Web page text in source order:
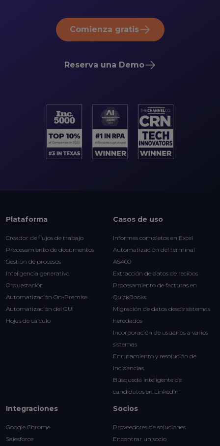
Comienza gratis
Reserva una Demo
Plataforma
Creador de flujos de trabajo
Procesamiento de documentos
Gestión de procesos
Inteligencia generativa
Orquestación
Automatización On-Premise
Automatización del GUI
Hojas de cálculo
Casos de uso
Informes completos en Excel
Automatización del terminal
AS400
Extracción de datos de recibos
Procesamiento de facturas en
QuickBooks
Migración de datos desde sistemas
heredados
Incorporación de usuarios a varios
sistemas
Enrutamiento y resolución de
incidencias
Búsqueda inteligente de
candidatos en LinkedIn
Integraciones
Google Chrome
Salesforce
Socios
Proveedores de soluciones
Encontrar un socio